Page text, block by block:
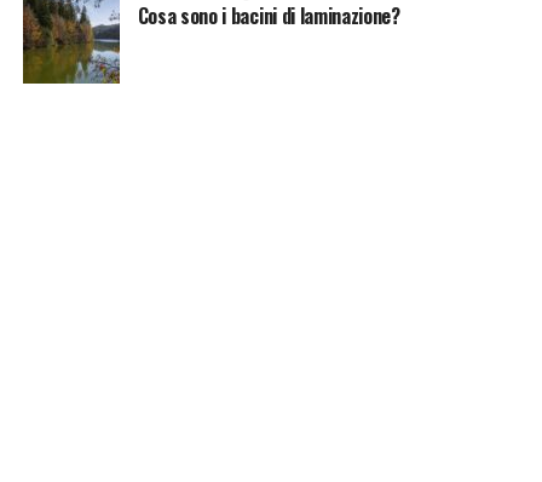
Cosa sono i bacini di laminazione?